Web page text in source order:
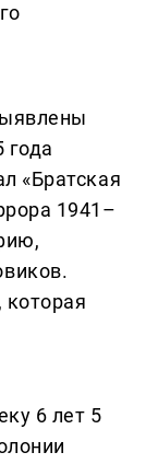
года
«Братская
1941–
6 лет 5